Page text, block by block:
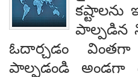
కష్టాలను
పాల్పడిన
ఓదార్చడం వింతగా
పాల్పడండి అండగా